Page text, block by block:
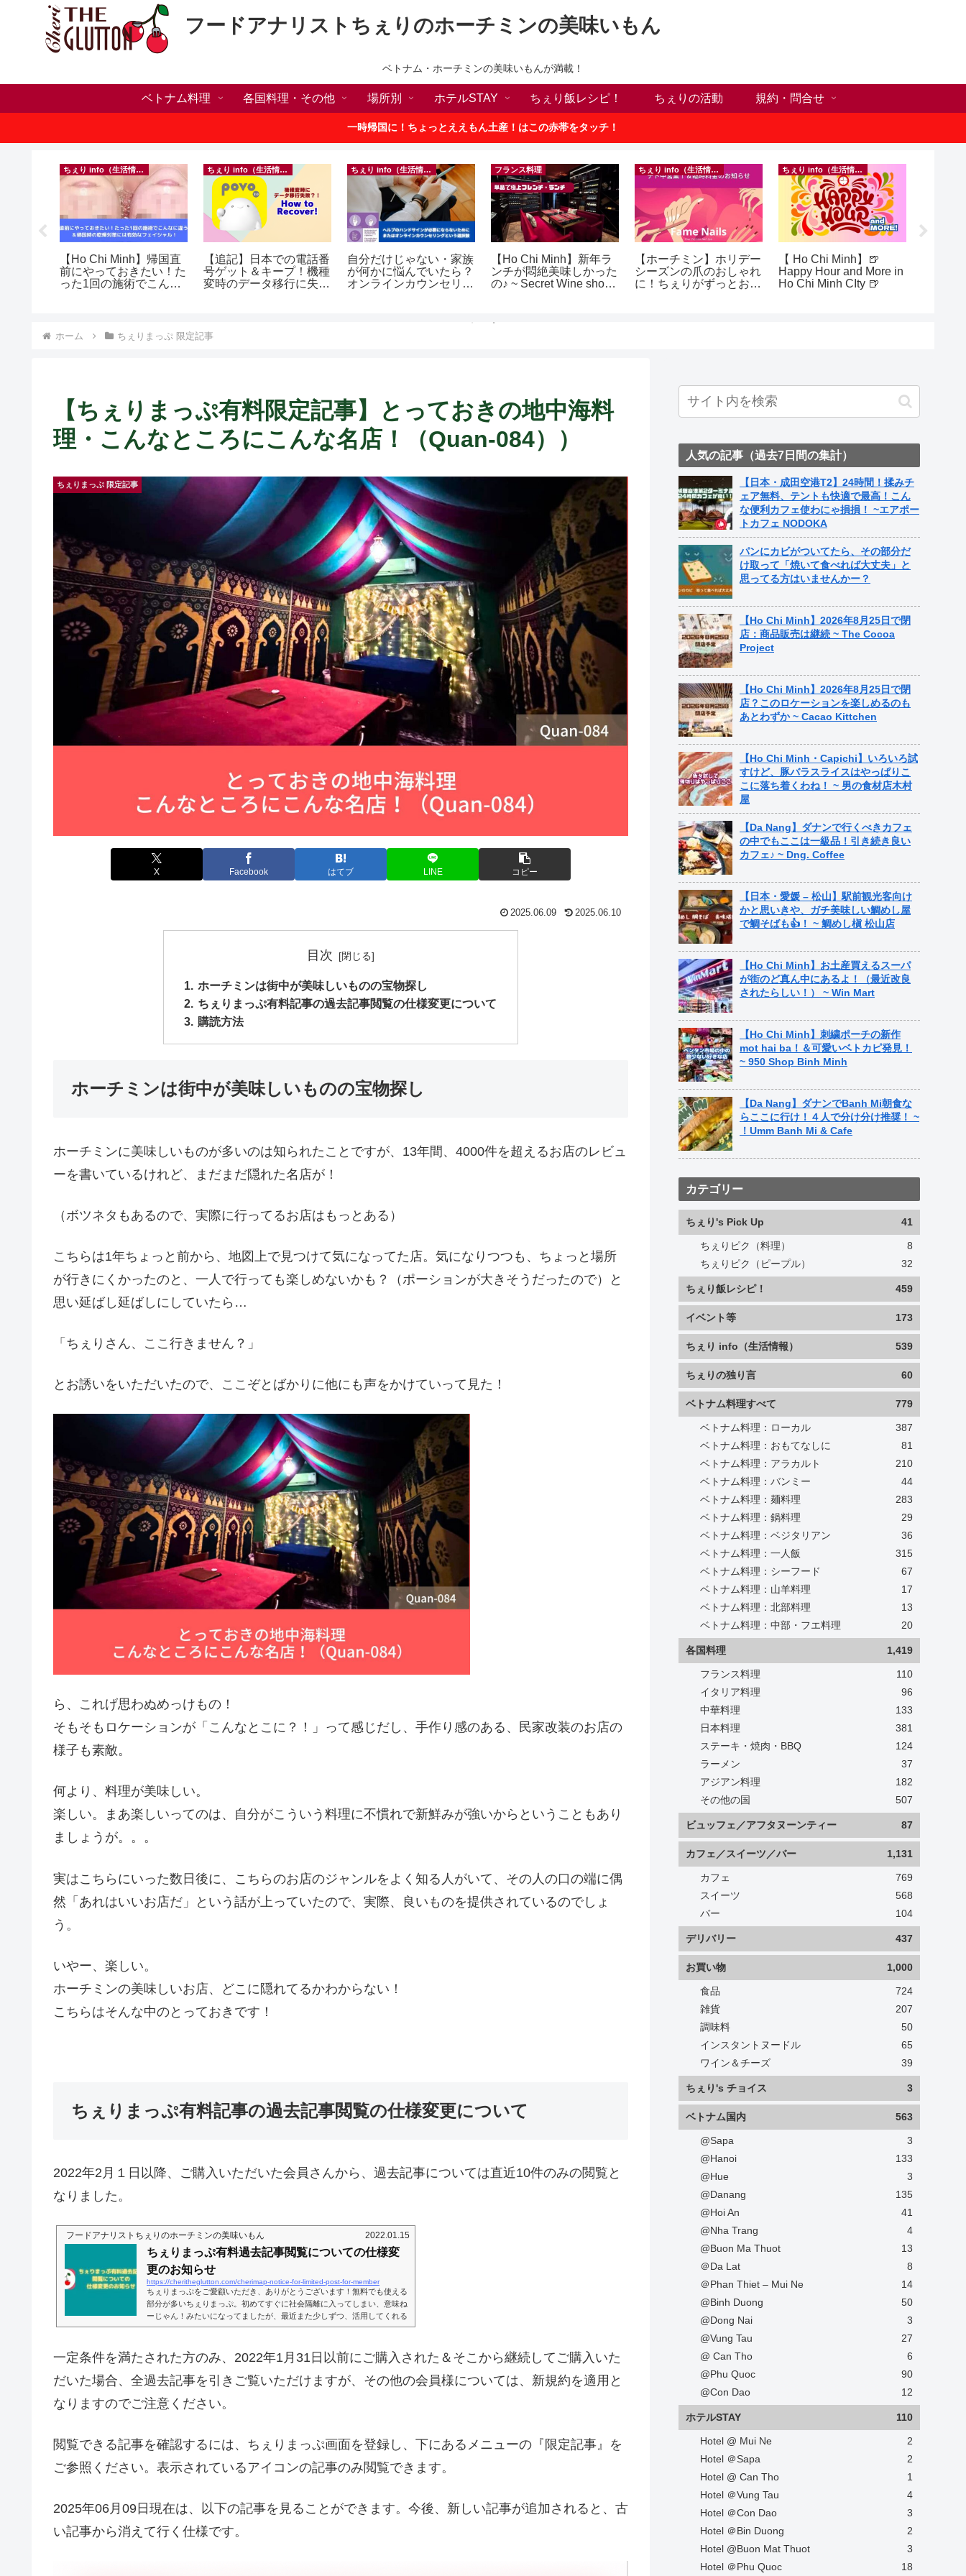
フードアナリストちぇりのホーチミンの美味いもん
ベトナム・ホーチミンの美味いもんが満載！
ベトナム料理 各国料理・その他 場所別 ホテルSTAY ちぇり飯レシピ！ ちぇりの活動 規約・問合せ
一時帰国に！ちょっとええもん土産！はこの赤帯をタッチ！
ちぇり info（生活情報）
【Ho Chi Minh】帰国直
前にやっておきたい！た
った1回の施術でこんな
ちぇり info（生活情報）
【追記】日本での電話番
号ゲット＆キープ！機種
変時のデータ移行に失敗
ちぇり info（生活情報）
自分だけじゃない・家族
が何かに悩んでいたら？
オンラインカウンセリン
フランス料理
【Ho Chi Minh】新年ラ
ンチが悶絶美味しかった
の♪ ~ Secret Wine shop
ちぇり info（生活情報）
【ホーチミン】ホリデー
シーズンの爪のおしゃれ
に！ちぇりがずっとお世
ちぇり info（生活情報）
【 Ho Chi Minh】🍺
Happy Hour and More in
Ho Chi Minh CIty 🍺
ホーム ちぇりまっぷ 限定記事
【ちぇりまっぷ有料限定記事】とっておきの地中海料
理・こんなところにこんな名店！（Quan-084））
ちぇりまっぷ 限定記事
X Facebook はてブ LINE コピー
2025.06.09 2025.06.10
目次
ホーチミンは街中が美味しいものの宝物探し
ちぇりまっぷ有料記事の過去記事閲覧の仕様変更について
購読方法
ホーチミンは街中が美味しいものの宝物探し
ホーチミンに美味しいものが多いのは知られたことですが、13年間、4000件を超えるお店のレビュ
ーを書いているけれど、まだまだ隠れた名店が！
（ボツネタもあるので、実際に行ってるお店はもっとある）
こちらは1年ちょっと前から、地図上で見つけて気になってた店。気になりつつも、ちょっと場所
が行きにくかったのと、一人で行っても楽しめないかも？（ポーションが大きそうだったので）と
思い延ばし延ばしにしていたら…
「ちぇりさん、ここ行きません？」
とお誘いをいただいたので、ここぞとばかりに他にも声をかけていって見た！
ら、これげ思わぬめっけもの！
そもそもロケーションが「こんなとこに？！」って感じだし、手作り感のある、民家改装のお店の
様子も素敵。
何より、料理が美味しい。
楽しい。まあ楽しいってのは、自分がこういう料理に不慣れで新鮮みが強いからということもあり
ましょうが。。。
実はこちらにいった数日後に、こちらのお店のジャンルをよく知る人がいて、その人の口の端に偶
然「あれはいいお店だ」という話が上っていたので、実際、良いものを提供されているのでしょ
う。
いやー、楽しい。
ホーチミンの美味しいお店、どこに隠れてるかわからない！
こちらはそんな中のとっておきです！
ちぇりまっぷ有料記事の過去記事閲覧の仕様変更について
2022年2月１日以降、ご購入いただいた会員さんから、過去記事については直近10件のみの閲覧と
なりました。
フードアナリストちぇりのホーチミンの美味いもん 2022.01.15
ちぇりまっぷ有料過去記事閲覧についての仕様変
更のお知らせ
https://cheritheglutton.com/cherimap-notice-for-limited-post-for-member
ちぇりまっぷをご愛顧いただき、ありがとうございます！無料でも使える
部分が多いちぇりまっぷ。初めてすぐに社会隔離に入ってしまい、意味ね
ーじゃん！みたいになってましたが、最近また少しずつ、活用してくれる
方増えてくれて嬉しい限り！今自分がいる現在地の周りにはどんなお店が
使っていただけます。そんなのGoogle の方が登録件数多いじゃん、と言
われたらそれまでですが（笑）、違いは、地図上に記されてるお店が全て
私が行ったことがあるお店のみ、という...
一定条件を満たされた方のみ、2022年1月31日以前にご購入された＆そこから継続してご購入いた
だいた場合、全過去記事を引きご覧いただけますが、その他の会員様については、新規約を適用と
なりますのでご注意ください。
閲覧できる記事を確認するには、ちぇりまっぷ画面を登録し、下にあるメニューの『限定記事』を
ご参照ください。表示されているアイコンの記事のみ閲覧できます。
2025年06月09日現在は、以下の記事を見ることができます。今後、新しい記事が追加されると、古
い記事から消えて行く仕様です。
人気の記事（過去7日間の集計）
【日本・成田空港T2】24時間！揉みチ
ェア無料、テントも快適で最高！こん
な便利カフェ使わにゃ損損！ ~エアポー
トカフェ NODOKA
パンにカビがついてたら、その部分だ
け取って「焼いて食べれば大丈夫」と
思ってる方はいませんかー？
【Ho Chi Minh】2026年8月25日で閉
店：商品販売は継続 ~ The Cocoa
Project
【Ho Chi Minh】2026年8月25日で閉
店？このロケーションを楽しめるのも
あとわずか ~ Cacao Kittchen
【Ho Chi Minh・Capichi】いろいろ試
すけど、豚バラスライスはやっぱりこ
こに落ち着くわね！ ~ 男の食材店木村
屋
【Da Nang】ダナンで行くべきカフェ
の中でもここは一級品！引き続き良い
カフェ♪ ~ Dng. Coffee
【日本・愛媛 – 松山】駅前観光客向け
かと思いきや、ガチ美味しい鯛めし屋
で鯛そばも👍！ ~ 鯛めし槇 松山店
【Ho Chi Minh】お土産買えるスーパ
が街のど真ん中にあるよ！（最近改良
されたらしい！） ~ Win Mart
【Ho Chi Minh】刺繍ポーチの新作
mot hai ba！＆可愛いベトカピ発見！
~ 950 Shop Binh Minh
【Da Nang】ダナンでBanh Mi朝食な
らここに行け！４人で分け分け推奨！ ~
！Umm Banh Mi & Cafe
カテゴリー
ちぇり's Pick Up 41
ちぇりピク（料理）
8
ちぇりピク（ピープル）
32
ちぇり飯レシピ！ 459
イベント等 173
ちぇり info（生活情報） 539
ちぇりの独り言 60
ベトナム料理すべて 779
ベトナム料理：ローカル
387
ベトナム料理：おもてなしに
81
ベトナム料理：アラカルト
210
ベトナム料理：バンミー
44
ベトナム料理：麺料理
283
ベトナム料理：鍋料理
29
ベトナム料理：ベジタリアン
36
ベトナム料理：一人飯
315
ベトナム料理：シーフード
67
ベトナム料理：山羊料理
17
ベトナム料理：北部料理
13
ベトナム料理：中部・フエ料理
20
各国料理 1,419
フランス料理
110
イタリア料理
96
中華料理
133
日本料理
381
ステーキ・焼肉・BBQ
124
ラーメン
37
アジアン料理
182
その他の国
507
ビュッフェ／アフタヌーンティー 87
カフェ／スイーツ／バー 1,131
カフェ
769
スイーツ
568
バー
104
デリバリー 437
お買い物 1,000
食品
724
雑貨
207
調味料
50
インスタントヌードル
65
ワイン＆チーズ
39
ちぇり's チョイス 3
ベトナム国内 563
@Sapa
3
@Hanoi
133
@Hue
3
@Danang
135
@Hoi An
41
@Nha Trang
4
@Buon Ma Thuot
13
＠Da Lat
8
＠Phan Thiet – Mui Ne
14
@Binh Duong
50
@Dong Nai
3
@Vung Tau
27
@ Can Tho
6
@Phu Quoc
90
@Con Dao
12
ホテルSTAY 110
Hotel @ Mui Ne
2
Hotel ＠Sapa
2
Hotel @ Can Tho
1
Hotel ＠Vung Tau
4
Hotel ＠Con Dao
3
Hotel ＠Bin Duong
2
Hotel @Buon Mat Thuot
3
Hotel ＠Phu Quoc
18